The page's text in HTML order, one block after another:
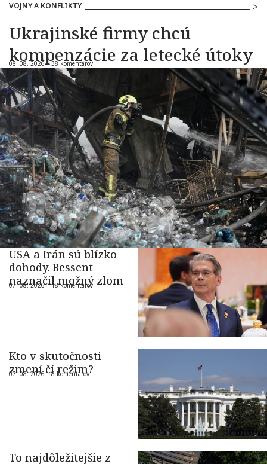
VOJNY A KONFLIKTY
Ukrajinské firmy chcú
kompenzácie za letecké útoky
08. 08. 2026 |38 komentárov
USA a Irán sú blízko
dohody. Bessent
naznačil možný zlom
07. 08. 2026 |18 komentárov
Kto v skutočnosti
zmení čí režim?
07. 08. 2026 |8 komentárov
To najdôležitejšie z